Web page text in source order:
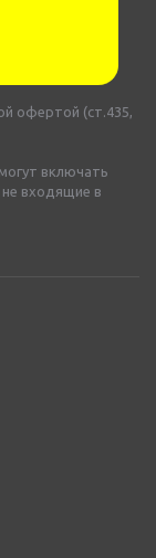
офертой (ст.435,
включать
входящие в